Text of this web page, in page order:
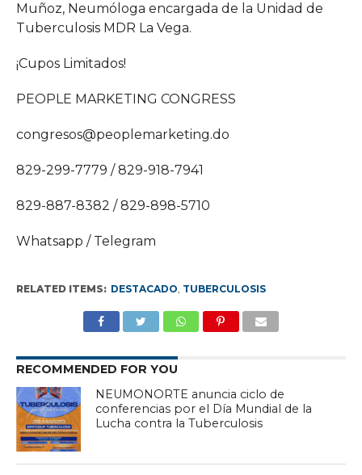
Muñoz, Neumóloga encargada de la Unidad de
Tuberculosis MDR La Vega.
¡Cupos Limitados!
PEOPLE MARKETING CONGRESS
congresos@peoplemarketing.do
829-299-7779 / 829-918-7941
829-887-8382 / 829-898-5710
Whatsapp / Telegram
RELATED ITEMS: DESTACADO TUBERCULOSIS
RECOMMENDED FOR YOU
NEUMONORTE anuncia ciclo de
conferencias por el Día Mundial de la
Lucha contra la Tuberculosis